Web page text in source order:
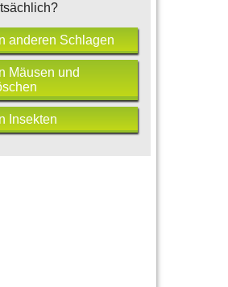
anderen Schlagen
Mäusen und
Insekten